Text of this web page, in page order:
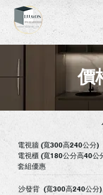
價
電視牆 (寬300高240公分)
電視櫃 (寬180公分高40公
​套組優惠
沙發背 (寬300高240公分)